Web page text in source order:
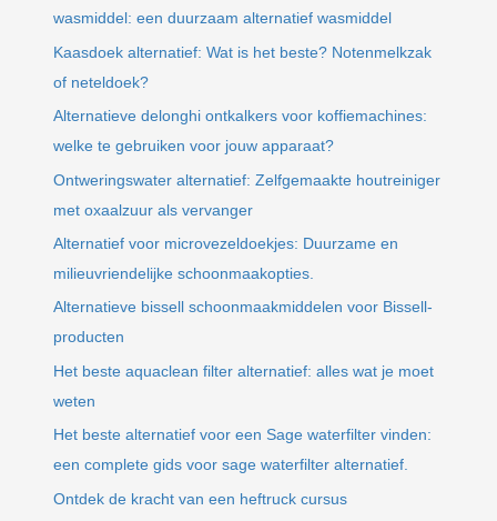
wasmiddel: een duurzaam alternatief wasmiddel
Kaasdoek alternatief: Wat is het beste? Notenmelkzak
of neteldoek?
Alternatieve delonghi ontkalkers voor koffiemachines:
welke te gebruiken voor jouw apparaat?
Ontweringswater alternatief: Zelfgemaakte houtreiniger
met oxaalzuur als vervanger
Alternatief voor microvezeldoekjes: Duurzame en
milieuvriendelijke schoonmaakopties.
Alternatieve bissell schoonmaakmiddelen voor Bissell-
producten
Het beste aquaclean filter alternatief: alles wat je moet
weten
Het beste alternatief voor een Sage waterfilter vinden:
een complete gids voor sage waterfilter alternatief.
Ontdek de kracht van een heftruck cursus